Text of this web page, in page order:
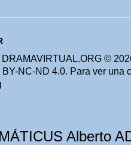
©
NC-ND 4.0. Para ver una
Alberto